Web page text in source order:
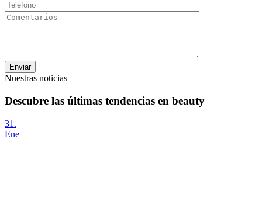
Enviar
Nuestras noticias
Descubre las últimas tendencias en beauty
31.
Ene